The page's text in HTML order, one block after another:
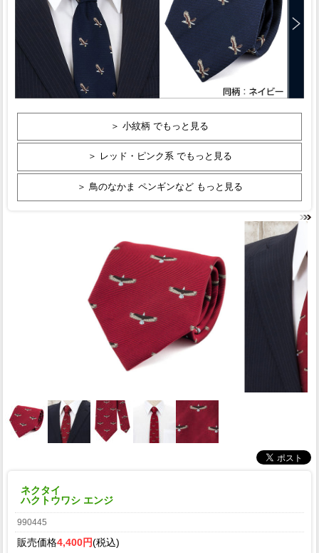
＞ 小紋柄 でもっと見る
＞ レッド・ピンク系 でもっと見る
＞ 鳥のなかま ペンギンなど もっと見る
ネクタイ
ハクトウワシ エンジ
990445
販売価格4,400円(税込)